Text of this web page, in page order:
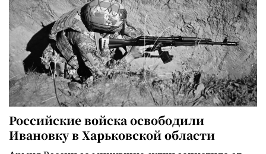
Российские войска освободили
Ивановку в Харьковской области